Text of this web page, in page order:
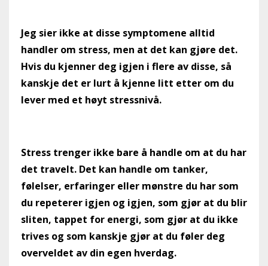
Jeg sier ikke at disse symptomene alltid
handler om stress, men at det kan gjøre det.
Hvis du kjenner deg igjen i flere av disse, så
kanskje det er lurt å kjenne litt etter om du
lever med et høyt stressnivå.
Stress trenger ikke bare å handle om at du har
det travelt. Det kan handle om tanker,
følelser, erfaringer eller mønstre du har som
du repeterer igjen og igjen, som gjør at du blir
sliten, tappet for energi, som gjør at du ikke
trives og som kanskje gjør at du føler deg
overveldet av din egen hverdag.